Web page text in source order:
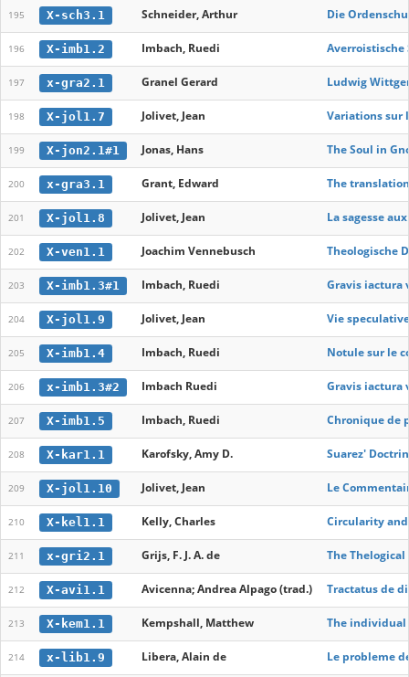
195 X-sch3.1 Schneider, Arthur Die
196 X-imb1.2 Imbach, Ruedi Averroistische
197 x-gra2.1 Granel Gerard Ludwig
198 X-jol1.7 Jolivet, Jean Variations sur
199 X-jon2.1#1 Jonas, Hans The Soul in
200 x-gra3.1 Grant, Edward The
201 X-jol1.8 Jolivet, Jean La sagesse
202 X-ven1.1 Joachim Vennebusch Theologische
203 X-imb1.3#1 Imbach, Ruedi Gravis iactura
204 X-jol1.9 Jolivet, Jean Vie
205 X-imb1.4 Imbach, Ruedi Notule sur le
206 x-imb1.3#2 Imbach Ruedi Gravis iactura
207 X-imb1.5 Imbach, Ruedi Chronique de
208 X-kar1.1 Karofsky, Amy D. Suarez'
209 X-jol1.10 Jolivet, Jean Le
210 X-kel1.1 Kelly, Charles Circularity
211 x-gri2.1 Grijs, F. J. A. de The
212 X-avi1.1 Avicenna; Andrea Alpago (trad.) Tractatus de
213 X-kem1.1 Kempshall, Matthew The individual
214 x-lib1.9 Libera, Alain de Le probleme